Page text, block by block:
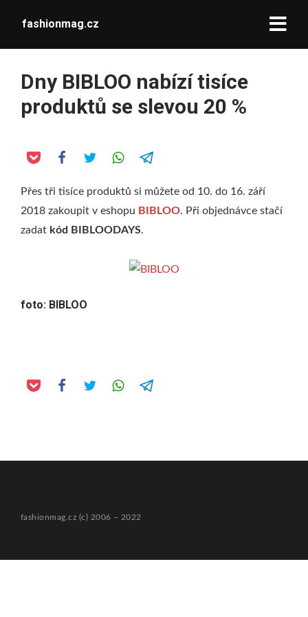
fashionmag.cz
Dny BIBLOO nabízí tisíce
produktů se slevou 20 %
Přes tři tisíce produktů si můžete od 10. do 16. září
2018 zakoupit v eshopu BIBLOO. Při objednávce stačí
zadat kód BIBLOODAYS.
foto: BIBLOO
fashionmag.cz (c) 2006 – 2022